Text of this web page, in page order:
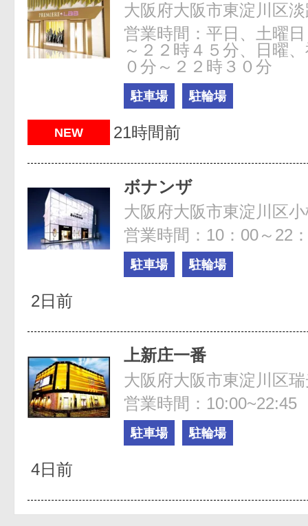
大阪府大阪市東淀川区
営業時間：平日、土曜
～２２時４５分、日曜
０分～２２時３０分
駐車場 駐輪場
NEW 21時間前
ボナンザ
大阪府大阪市東淀川区
営業時間：10：00～22
駐車場 駐輪場
2日前
上新庄一番
大阪府大阪市東淀川区
営業時間：10:00~22:45
駐車場 駐輪場
4日前